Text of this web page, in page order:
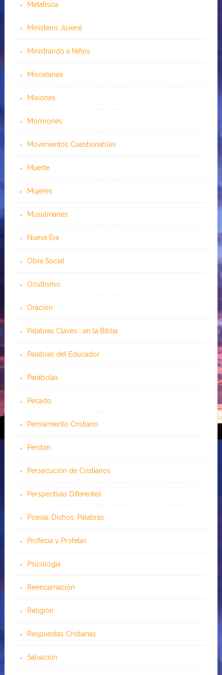
Metafísica
Ministerio Juvenil
Ministrando a Niños
Miscelánea
Misiones
Mormones
Movimientos Cuestionables
Muerte
Mujeres
Musulmanes
Nueva Era
Obra Social
Ocultismo
Oración
Palabras Claves …en la Biblia
Palabras del Educador
Parábolas
Pecado
Pensamiento Cristiano
Perdón
Persecución de Cristianos
Perspectivas Diferentes
Poesía, Dichos, Palabras
Profecía y Profetas
Psicología
Reencarnación
Religión
Respuestas Cristianas
Salvación